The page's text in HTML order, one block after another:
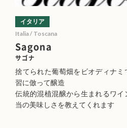
Sagona
サゴナ
イタリア
Italia / Toscana
捨てられた葡萄畑をビオディナ
習に倣って醸造
伝統的混植混醸から生まれるワ
当の美味しさを教えてくれます